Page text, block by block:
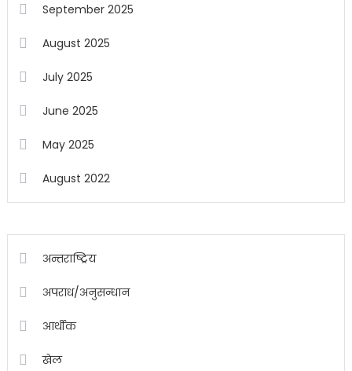
September 2025
August 2025
July 2025
June 2025
May 2025
August 2022
अन्तराष्ट्रिय
अपराध/अनुसन्धान
आर्थीक
खेल